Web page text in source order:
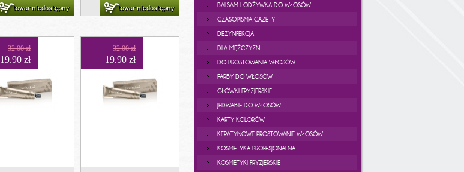
towar niedostępny towar niedostępny
32.00 zł
19.90 zł
32.00 zł
19.90 zł
BALSAM I ODŻYWKA DO WŁOSÓW
CZASOPISMA GAZETY
DEZYNFEKCJA
DLA MĘŻCZYZN
DO PROSTOWANIA WŁOSÓW
FARBY DO WŁOSÓW
GŁÓWKI FRYZJERSKIE
JEDWABIE DO WŁOSÓW
KARTY KOLORÓW
KERATYNOWE PROSTOWANIE WŁOSÓW
KOSMETYKA PROFESJONALNA
KOSMETYKI FRYZJERSKIE